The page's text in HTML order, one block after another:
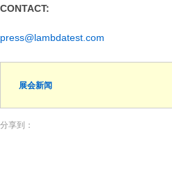
CONTACT:
press@lambdatest.com
展会新闻
分享到：